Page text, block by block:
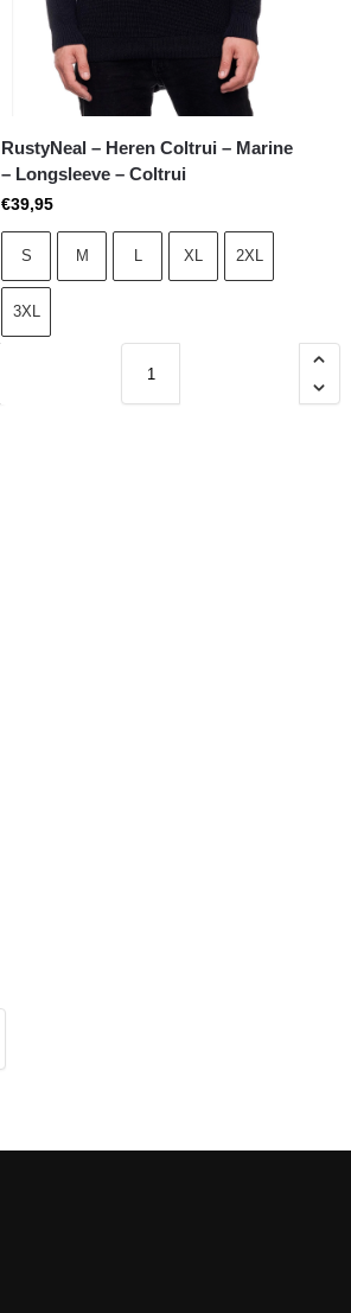
RustyNeal – Heren Coltrui – Marine
– Longsleeve – Coltrui
€39,95
S M L XL 2XL
3XL